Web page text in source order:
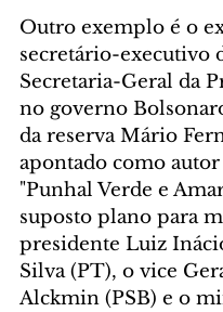
Outro exemplo é o
secretário-executivo
Secretaria-Geral da
no governo
da reserva Mário
apontado como
"Punhal Verde e
suposto plano para
presidente Luiz
Silva (PT), o vice
Alckmin (PSB) e o